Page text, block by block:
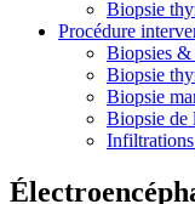
Biopsie
Procédure
Biopsies &
Biopsie
Biopsie
Biopsie de